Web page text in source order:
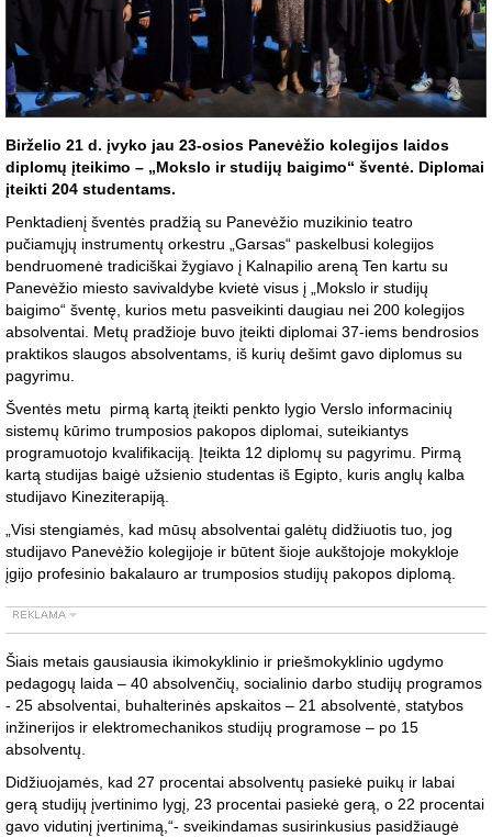
Birželio 21 d. įvyko jau 23-osios Panevėžio kolegijos laidos
diplomų įteikimo – „Mokslo ir studijų baigimo“ šventė. Diplomai
įteikti 204 studentams.
Penktadienį šventės pradžią su Panevėžio muzikinio teatro
pučiamųjų instrumentų orkestru „Garsas“ paskelbusi kolegijos
bendruomenė tradiciškai žygiavo į Kalnapilio areną Ten kartu su
Panevėžio miesto savivaldybe kvietė visus į „Mokslo ir studijų
baigimo“ šventę, kurios metu pasveikinti daugiau nei 200 kolegijos
absolventai. Metų pradžioje buvo įteikti diplomai 37-iems bendrosios
praktikos slaugos absolventams, iš kurių dešimt gavo diplomus su
pagyrimu.
Šventės metu pirmą kartą įteikti penkto lygio Verslo informacinių
sistemų kūrimo trumposios pakopos diplomai, suteikiantys
programuotojo kvalifikaciją. Įteikta 12 diplomų su pagyrimu. Pirmą
kartą studijas baigė užsienio studentas iš Egipto, kuris anglų kalba
studijavo Kineziterapiją.
„Visi stengiamės, kad mūsų absolventai galėtų didžiuotis tuo, jog
studijavo Panevėžio kolegijoje ir būtent šioje aukštojoje mokykloje
įgijo profesinio bakalauro ar trumposios studijų pakopos diplomą.
Šiais metais gausiausia ikimokyklinio ir priešmokyklinio ugdymo
pedagogų laida – 40 absolvenčių, socialinio darbo studijų programos
- 25 absolventai, buhalterinės apskaitos – 21 absolventė, statybos
inžinerijos ir elektromechanikos studijų programose – po 15
absolventų.
Didžiuojamės, kad 27 procentai absolventų pasiekė puikų ir labai
gerą studijų įvertinimo lygį, 23 procentai pasiekė gerą, o 22 procentai
gavo vidutinį įvertinimą,“- sveikindamas susirinkusius pasidžiaugė